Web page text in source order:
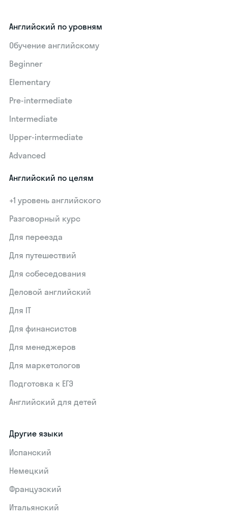
Английский по уровням
Обучение английскому
Beginner
Elementary
Pre-intermediate
Intermediate
Upper-intermediate
Advanced
Английский по целям
+1 уровень английского
Разговорный курс
Для переезда
Для путешествий
Для собеседования
Деловой английский
Для IT
Для финансистов
Для менеджеров
Для маркетологов
Подготовка к ЕГЭ
Английский для детей
Другие языки
Испанский
Немецкий
Французский
Итальянский